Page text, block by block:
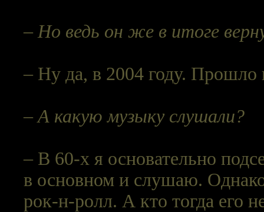
– Но ведь он же в итоге
– Ну да, в 2004 году. Прошло
–А какую музыку слушали?
– В 60-х я основательно
в основном и слушаю.
рок-н-ролл. А кто тогда его